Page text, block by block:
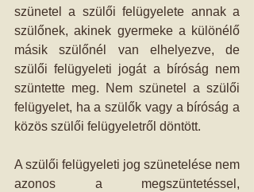
szünetel a szülői felügyelete annak a
szülőnek, akinek gyermeke a különélő
másik szülőnél van elhelyezve, de
szülői felügyeleti jogát a bíróság nem
szüntette meg. Nem szünetel a szülői
felügyelet, ha a szülők vagy a bíróság a
közös szülői felügyeletről döntött.
A szülői felügyeleti jog szünetelése nem
azonos a megszüntetéssel,